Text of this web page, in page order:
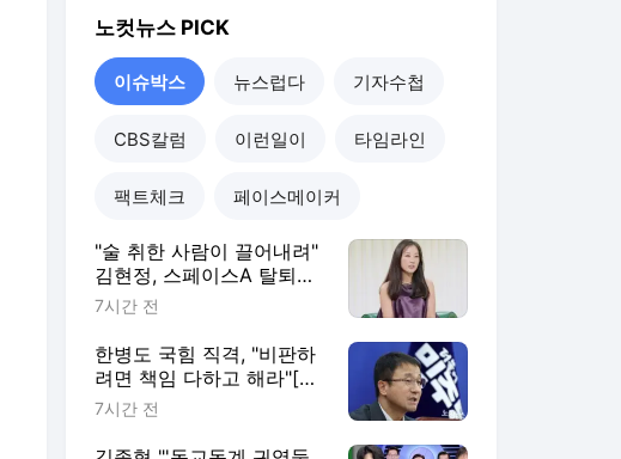
노컷뉴스 PICK
이슈박스 뉴스럽다 기자수첩
CBS칼럼 이런일이 타임라인
팩트체크 페이스메이커
"술 취한 사람이 끌어내려"
김현정, 스페이스A 탈퇴한
까닭
7시간 전
한병도 국힘 직격, "비판하
려면 책임 다하고 해라"[노
컷네컷]
7시간 전